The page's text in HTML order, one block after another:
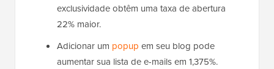
exclusividade obtêm uma taxa de abertura
22% maior.
Adicionar um popup em seu blog pode
aumentar sua lista de e-mails em 1,375%.